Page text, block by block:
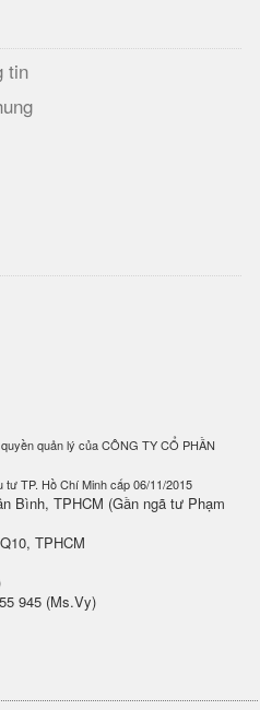
tin
quản lý của CÔNG TY CỔ PHẦN
TP. Hồ Chí Minh cấp 06/11/2015
Bình, TPHCM (Gần ngã tư Phạm
TPHCM
945 (Ms.Vy)